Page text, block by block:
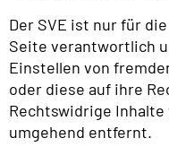
Der SVE ist nur für
Seite verantwortlich
Einstellen von
oder diese auf ihre
Rechtswidrige
umgehend entfernt.